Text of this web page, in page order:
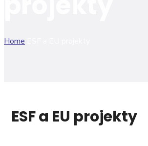
Home
ESF a EU projekty